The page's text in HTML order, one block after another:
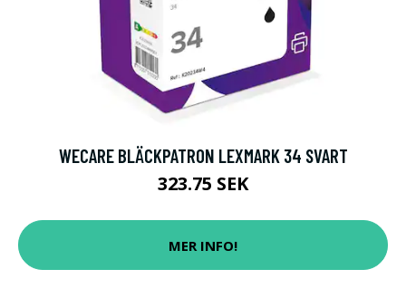
WECARE BLÄCKPATRON LEXMARK 34 SVART
323.75 SEK
MER INFO!